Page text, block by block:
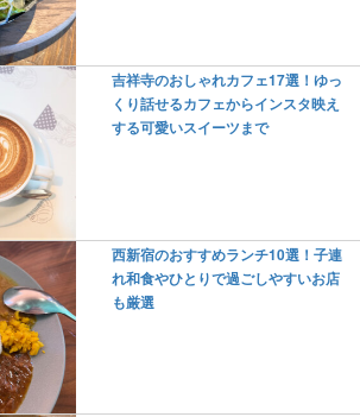
吉祥寺のおしゃれカフェ17選！ゆっ
くり話せるカフェからインスタ映え
する可愛いスイーツまで
西新宿のおすすめランチ10選！子連
れ和食やひとりで過ごしやすいお店
も厳選